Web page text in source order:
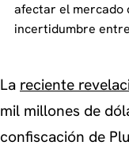
afectar el mercado
incertidumbre
La reciente
mil millones de
confiscación de